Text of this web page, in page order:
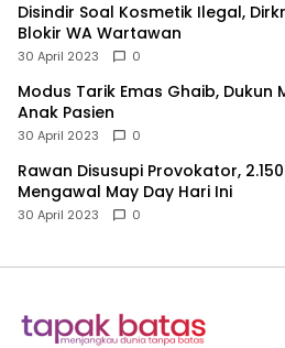
Disindir Soal Kosmetik Ilegal,
Blokir WA Wartawan
30 April 2023 0
Modus Tarik Emas Ghaib, Dukun
Anak Pasien
30 April 2023 0
Rawan Disusupi Provokator,
Mengawal May Day Hari Ini
30 April 2023 0